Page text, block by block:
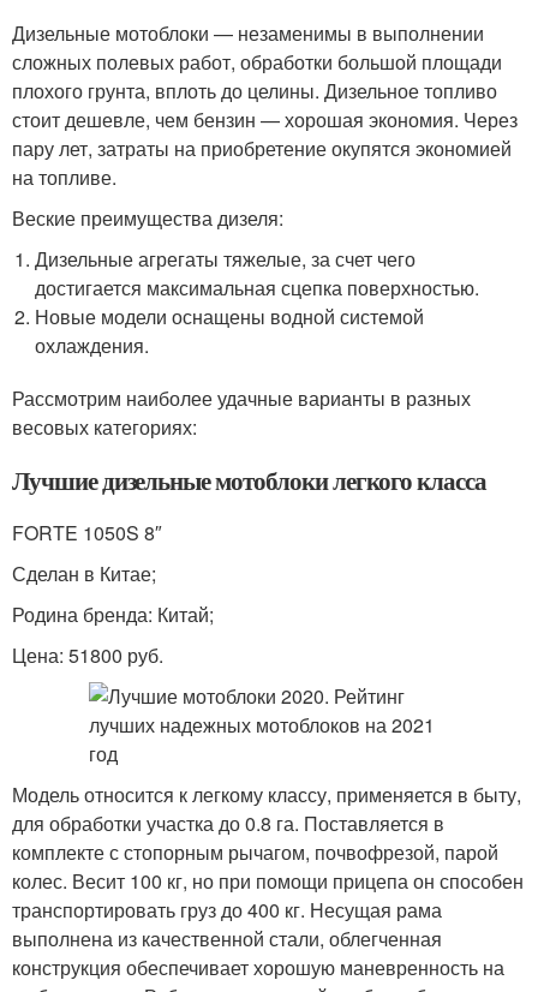
Дизельные мотоблоки — незаменимы в выполнении
сложных полевых работ, обработки большой площади
плохого грунта, вплоть до целины. Дизельное топливо
стоит дешевле, чем бензин — хорошая экономия. Через
пару лет, затраты на приобретение окупятся экономией
на топливе.
Веские преимущества дизеля:
Дизельные агрегаты тяжелые, за счет чего
достигается максимальная сцепка поверхностью.
Новые модели оснащены водной системой
охлаждения.
Рассмотрим наиболее удачные варианты в разных
весовых категориях:
Лучшие дизельные мотоблоки легкого класса
FORTE 1050S 8″
Сделан в Китае;
Родина бренда: Китай;
Цена: 51800 руб.
Модель относится к легкому классу, применяется в быту,
для обработки участка до 0.8 га. Поставляется в
комплекте с стопорным рычагом, почвофрезой, парой
колес. Весит 100 кг, но при помощи прицепа он способен
транспортировать груз до 400 кг. Несущая рама
выполнена из качественной стали, облегченная
конструкция обеспечивает хорошую маневренность на